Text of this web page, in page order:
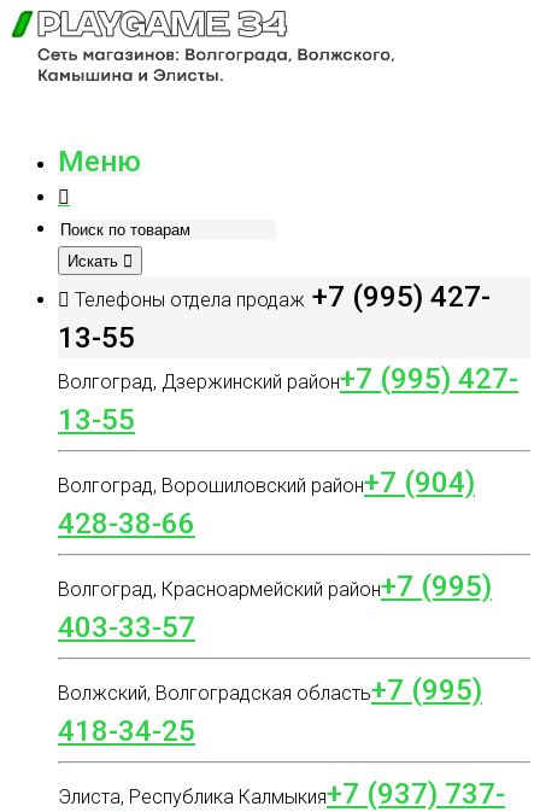
Меню
Искать
Телефоны отдела продаж +7 (995) 427-
13-55
Волгоград, Дзержинский район+7 (995) 427-
13-55
Волгоград, Ворошиловский район+7 (904)
428-38-66
Волгоград, Красноармейский район+7 (995)
403-33-57
Волжский, Волгоградская область+7 (995)
418-34-25
Элиста, Республика Калмыкия+7 (937) 737-